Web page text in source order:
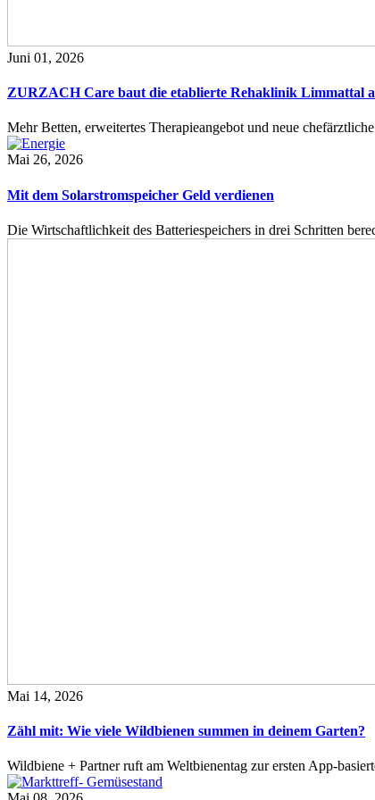
Juni 01, 2026
ZURZACH Care baut die etablierte Rehaklinik Limmattal
Mehr Betten, erweitertes Therapieangebot und neue
Mai 26, 2026
Mit dem Solarstromspeicher Geld verdienen
Die Wirtschaftlichkeit des Batteriespeichers in drei Schritten
Mai 14, 2026
Zähl mit: Wie viele Wildbienen summen in deinem Garten?
Wildbiene + Partner ruft am Weltbienentag zur ersten App-